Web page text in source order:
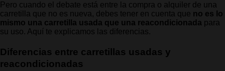
Pero cuando el debate está entre la compra o alquiler de una
carretilla que no es nueva, debes tener en cuenta que no es lo
mismo una carretilla usada que una reacondicionada para
su uso. Aquí te explicamos las diferencias.
Diferencias entre carretillas usadas y
reacondicionadas